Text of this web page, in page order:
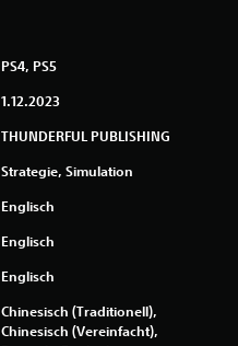
e
s
PS4, PS5
1.12.2023
THUNDERFUL PUBLISHING
Strategie, Simulation
Englisch
Englisch
Englisch
Chinesisch (Traditionell),
Chinesisch (Vereinfacht),